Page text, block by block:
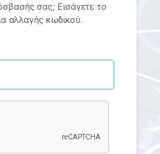
σας; Εισάγετε το
αλλαγής κωδικού.